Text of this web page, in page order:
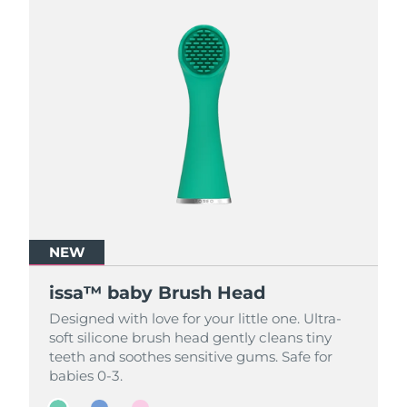
NEW
issa™ baby Brush Head
Designed with love for your little one. Ultra-
soft silicone brush head gently cleans tiny
teeth and soothes sensitive gums. Safe for
babies 0-3.
NEW
issa™ baby Brush Head
Designed with love for your little one. Ultra-
soft silicone brush head gently cleans tiny
teeth and soothes sensitive gums. Safe for
babies 0-3.
NEW
issa™ baby Brush Head
Designed with love for your little one. Ultra-
soft silicone brush head gently cleans tiny
teeth and soothes sensitive gums. Safe for
babies 0-3.